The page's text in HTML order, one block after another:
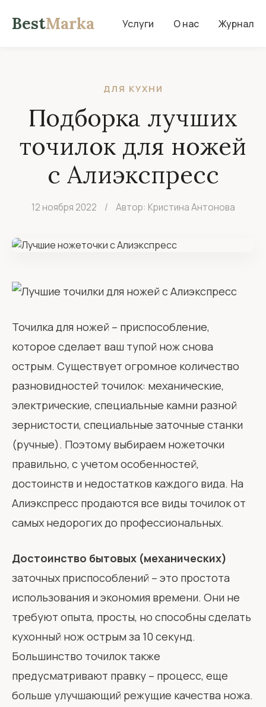
BestMarka Услуги О нас Журнал
ДЛЯ КУХНИ
Подборка лучших
точилок для ножей
с Алиэкспресс
12 ноября 2022 / Автор: Кристина Антонова
Точилка для ножей – приспособление,
которое сделает ваш тупой нож снова
острым. Существует огромное количество
разновидностей точилок: механические,
электрические, специальные камни разной
зернистости, специальные заточные станки
(ручные). Поэтому выбираем ножеточки
правильно, с учетом особенностей,
достоинств и недостатков каждого вида. На
Алиэкспресс продаются все виды точилок от
самых недорогих до профессиональных.
Достоинство бытовых (механических)
заточных приспособлений – это простота
использования и экономия времени. Они не
требуют опыта, просты, но способны сделать
кухонный нож острым за 10 секунд.
Большинство точилок также
предусматривают правку – процесс, еще
больше улучшающий режущие качества ножа.